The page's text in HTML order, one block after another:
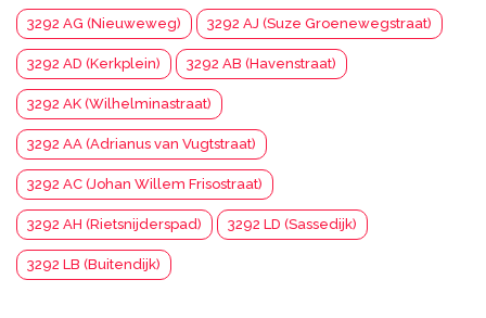
3292 AG (Nieuweweg) 3292 AJ (Suze Groenewegstraat)
3292 AD (Kerkplein) 3292 AB (Havenstraat)
3292 AK (Wilhelminastraat)
3292 AA (Adrianus van Vugtstraat)
3292 AC (Johan Willem Frisostraat)
3292 AH (Rietsnijderspad) 3292 LD (Sassedijk)
3292 LB (Buitendijk)